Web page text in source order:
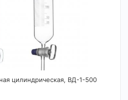
цилиндрическая, ВД-1-500